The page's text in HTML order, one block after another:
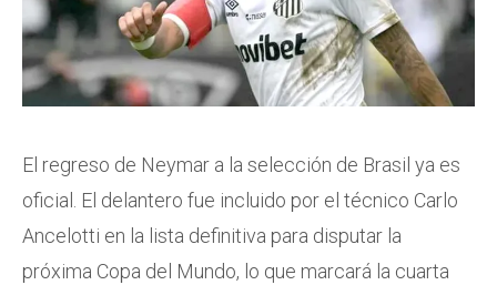
El regreso de Neymar a la selección de Brasil ya es
oficial. El delantero fue incluido por el técnico Carlo
Ancelotti en la lista definitiva para disputar la
próxima Copa del Mundo, lo que marcará la cuarta